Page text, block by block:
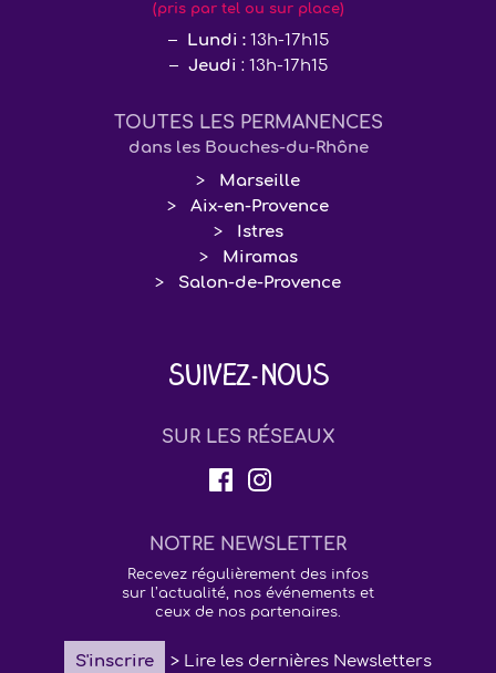
(pris par tel ou sur place)
Lundi :13h-17h15
Jeudi : 13h-17h15
TOUTES LES PERMANENCES
dans les Bouches-du-Rhône
Marseille
Aix-en-Provence
Istres
Miramas
Salon-de-Provence
Suivez-nous
SUR LES RÉSEAUX
NOTRE NEWSLETTER
Recevez régulièrement des infos
sur l’actualité, nos événements et
ceux de nos partenaires.
S'inscrire > Lire les dernières Newsletters